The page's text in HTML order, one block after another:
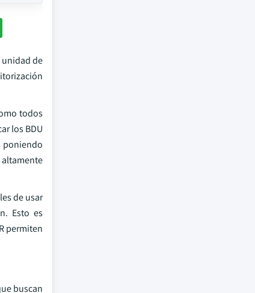
unidad de
todos
los BDU
de usar
Esto es
permiten
buscan